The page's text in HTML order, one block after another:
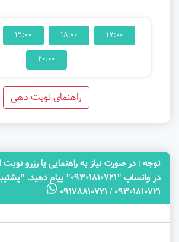
17:00
18:00
19:00
20:00
راهنمای نوبت دهی
توجه‌ : در صورت نیاز به راهنمایی یا رزرو نوبت
در واتساپ "09301810721"
09301810721 / 09178810721